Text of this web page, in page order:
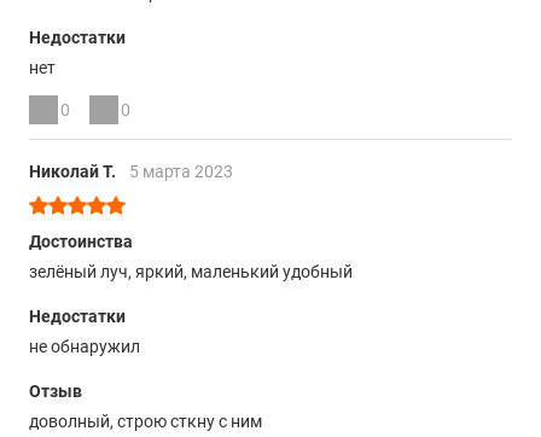
Недостатки
нет
0 0
Николай Т. 5 марта 2023
Достоинства
зелёный луч, яркий, маленький удобный
Недостатки
не обнаружил
Отзыв
доволный, строю сткну с ним